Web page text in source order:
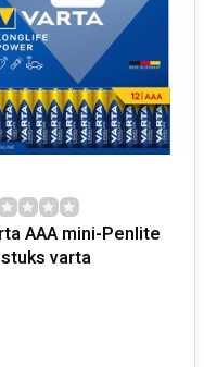
AAA mini-Penlite
varta